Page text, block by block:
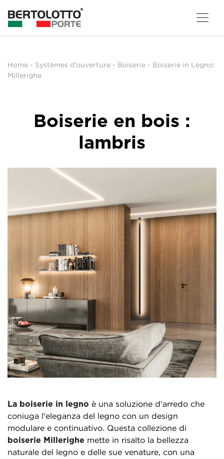
Home - Systèmes d'ouverture - Boiserie - Boiserie in Legno:
Millerighe
Boiserie en bois :
lambris
La boiserie in legno è una soluzione d'arredo che
coniuga l'eleganza del legno con un design
modulare e continuativo. Questa collezione di
boiserie Millerighe mette in risalto la bellezza
naturale del legno e delle sue venature, con una